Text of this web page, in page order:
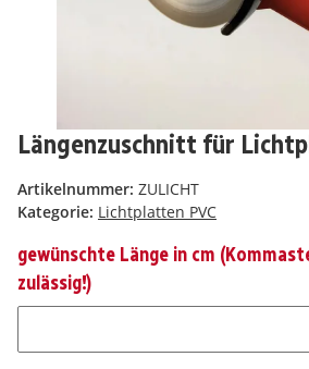
Längenzuschnitt für
Artikelnummer: ZULICHT
Kategorie: Lichtplatten PVC
gewünschte Länge in cm
zulässig!)